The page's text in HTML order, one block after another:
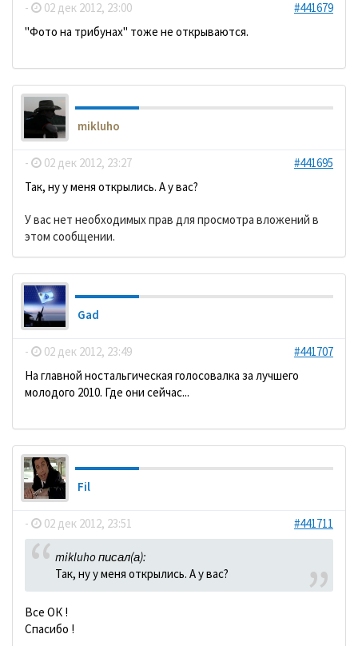
- 02 дек 2012, 23:00
#441679
"Фото на трибунах" тоже не открываются.
mikluho
- 02 дек 2012, 23:27
#441695
Так, ну у меня открылись. А у вас?
У вас нет необходимых прав для просмотра вложений в
этом сообщении.
Gad
- 02 дек 2012, 23:49
#441707
На главной ностальгическая голосовалка за лучшего
молодого 2010. Где они сейчас...
Fil
- 02 дек 2012, 23:51 #441711
mikluho писал(а):
Так, ну у меня открылись. А у вас?
Все ОК !
Спасибо !